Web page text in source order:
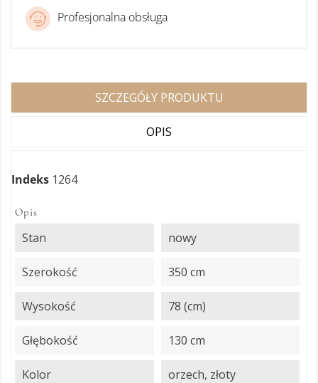
Profesjonalna obsługa
SZCZEGÓŁY PRODUKTU
OPIS
Indeks 1264
Opis
Stan nowy
Szerokość 350 cm
Wysokość 78 (cm)
Głębokość 130 cm
Kolor orzech, złoty